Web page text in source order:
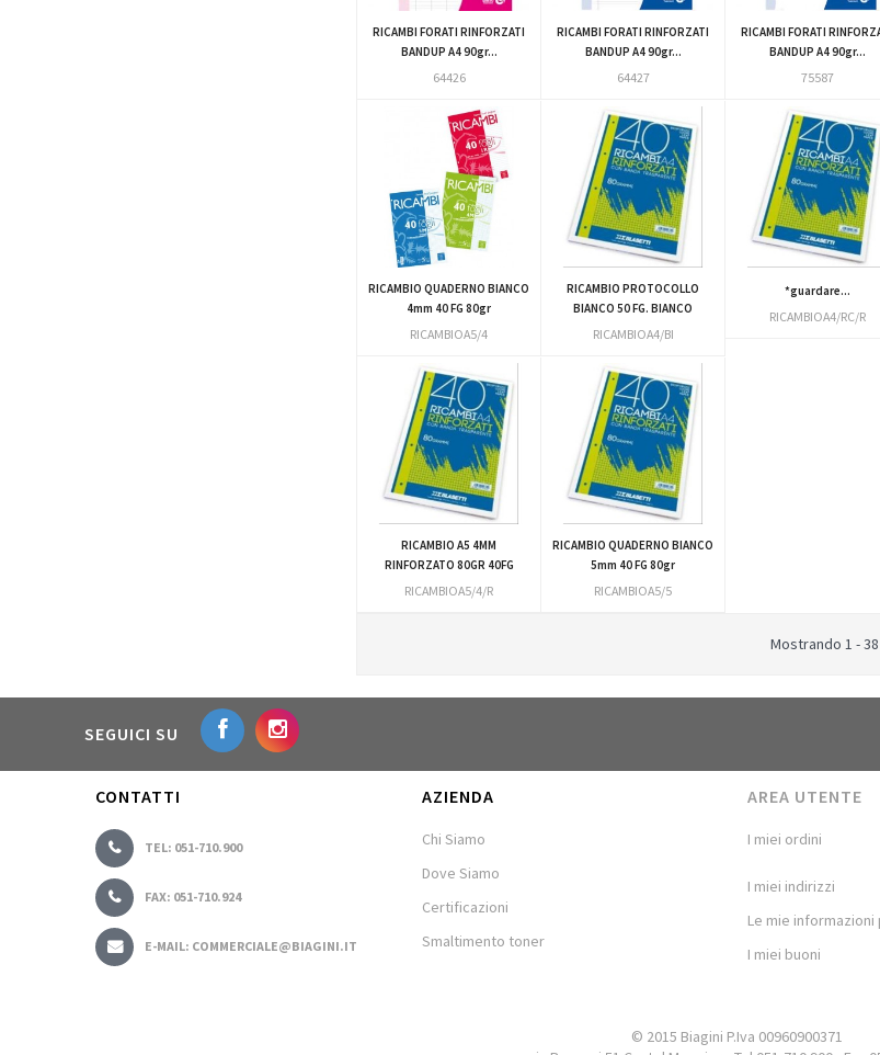
RICAMBI FORATI RINFORZATI
BANDUP A4 90gr...
64426
RICAMBI FORATI RINFORZATI
BANDUP A4 90gr...
64427
RICAMBI FORATI
BANDUP A4 90gr...
75587
RICAMBIO QUADERNO BIANCO
4mm 40 FG 80gr
RICAMBIOA5/4
RICAMBIO PROTOCOLLO
BIANCO 50 FG. BIANCO
RICAMBIOA4/BI
*guardare...
RICAMBIOA4/RC/R
RICAMBIO A5 4MM
RINFORZATO 80GR 40FG
RICAMBIOA5/4/R
RICAMBIO QUADERNO BIANCO
5mm 40 FG 80gr
RICAMBIOA5/5
Mostrando 1 -
SEGUICI SU
CONTATTI
TEL: 051-710.900
FAX: 051-710.924
E-MAIL: COMMERCIALE@BIAGINI.IT
AZIENDA
Chi Siamo
Dove Siamo
Certificazioni
Smaltimento toner
AREA UTENTE
I miei ordini
I miei indirizzi
Le mie informazioni
I miei buoni
© 2015 Biagini P.Iva 00960900371